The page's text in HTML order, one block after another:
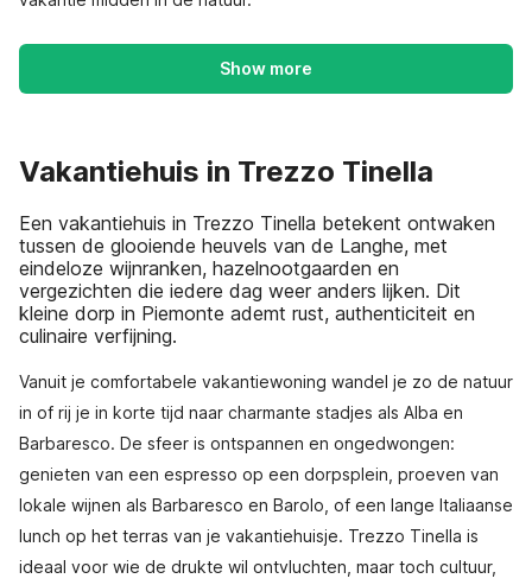
Show more
Vakantiehuis in Trezzo Tinella
Een vakantiehuis in Trezzo Tinella betekent ontwaken
tussen de glooiende heuvels van de Langhe, met
eindeloze wijnranken, hazelnootgaarden en
vergezichten die iedere dag weer anders lijken. Dit
kleine dorp in Piemonte ademt rust, authenticiteit en
culinaire verfijning.
Vanuit je comfortabele vakantiewoning wandel je zo de natuur
in of rij je in korte tijd naar charmante stadjes als Alba en
Barbaresco. De sfeer is ontspannen en ongedwongen:
genieten van een espresso op een dorpsplein, proeven van
lokale wijnen als Barbaresco en Barolo, of een lange Italiaanse
lunch op het terras van je vakantiehuisje. Trezzo Tinella is
ideaal voor wie de drukte wil ontvluchten, maar toch cultuur,